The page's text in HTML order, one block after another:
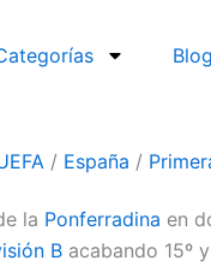
Blog
/ España /
la Ponferradina en
B acabando 15º